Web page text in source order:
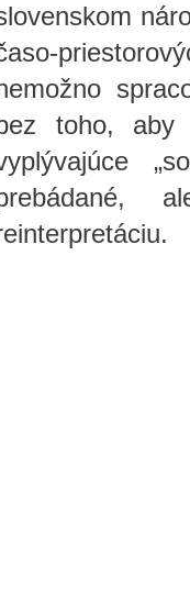
toho,